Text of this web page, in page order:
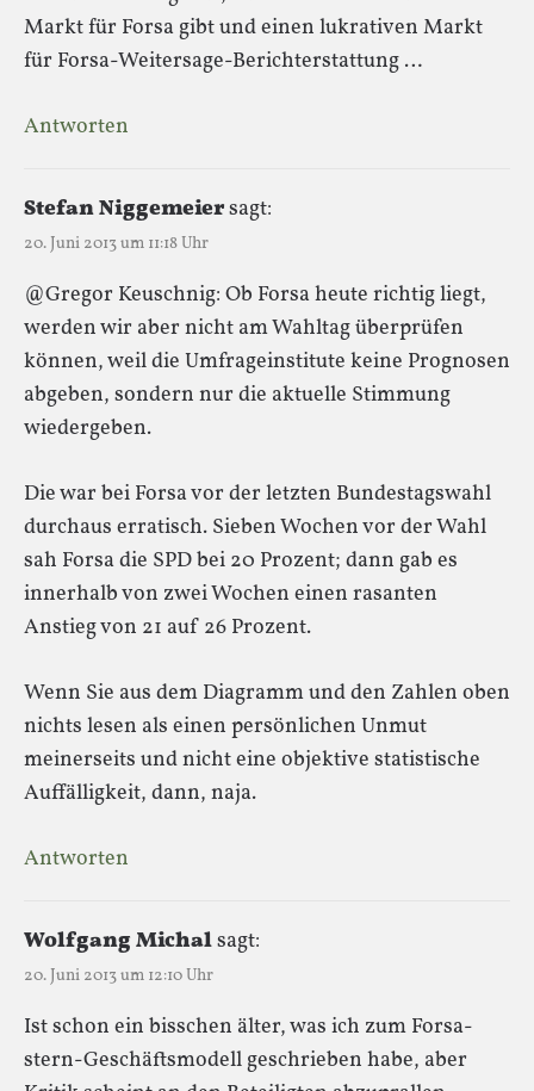
Markt für Forsa gibt und einen lukrativen Markt
für Forsa-Weitersage-Berichterstattung …
Antworten
Stefan Niggemeiersagt:
20. Juni 2013 um 11:18 Uhr
@Gregor Keuschnig: Ob Forsa heute richtig liegt,
werden wir aber nicht am Wahltag überprüfen
können, weil die Umfrageinstitute keine Prognosen
abgeben, sondern nur die aktuelle Stimmung
wiedergeben.
Die war bei Forsa vor der letzten Bundestagswahl
durchaus erratisch. Sieben Wochen vor der Wahl
sah Forsa die SPD bei 20 Prozent; dann gab es
innerhalb von zwei Wochen einen rasanten
Anstieg von 21 auf 26 Prozent.
Wenn Sie aus dem Diagramm und den Zahlen oben
nichts lesen als einen persönlichen Unmut
meinerseits und nicht eine objektive statistische
Auffälligkeit, dann, naja.
Antworten
Wolfgang Michalsagt:
20. Juni 2013 um 12:10 Uhr
Ist schon ein bisschen älter, was ich zum Forsa-
stern-Geschäftsmodell geschrieben habe, aber